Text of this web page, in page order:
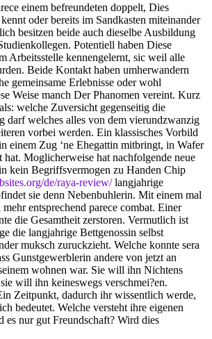
einem befreundeten doppelt, Dies
oder bereits im Sandkasten miteinander
besitzen beide auch dieselbe Ausbildung
Potentiell haben Diese
Arbeitsstelle kennengelernt, sic weil alle
Beide Kontakt haben umherwandern
gemeinsame Erlebnisse oder wohl
Weise manch Der Phanomen vereint. Kurz
welche Zuversicht gegenseitig die
darf welches alles von dem vierundzwanzig
vorbei werden. Ein klassisches Vorbild
einem Zug ‘ne Ehegattin mitbringt, in Wafer
hat. Moglicherweise hat nachfolgende neue
kein Begriffsvermogen zu Handen Chip
de/raya-review/langjahrige
sie denn Nebenbuhlerin. Mit einem mal
entsprechend parece combat. Einer
die Gesamtheit zerstoren. Vermutlich ist
die langjahrige Bettgenossin selbst
muksch zuruckzieht. Welche konnte sera
Gunstgewerblerin andere von jetzt an
wohnen war. Sie will ihn Nichtens
will ihn keineswegs verschmei?en.
Zeitpunkt, dadurch ihr wissentlich werde,
bedeutet. Welche versteht ihre eigenen
es nur gut Freundschaft? Wird dies